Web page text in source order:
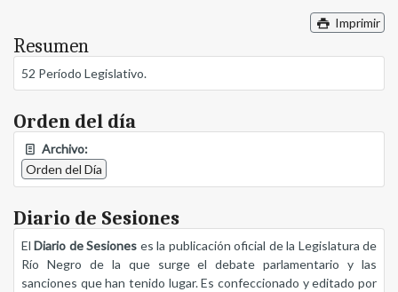
Imprimir
Resumen
52 Período Legislativo.
Orden del día
Archivo:
Orden del Día
Diario de Sesiones
ElDiario de Sesiones es la publicación oficial de la Legislatura de
Río Negro de la que surge el debate parlamentario y las
sanciones que han tenido lugar. Es confeccionado y editado por